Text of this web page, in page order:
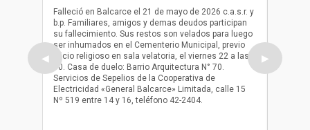
◀
Falleció en Balcarce el 21 de mayo de 2026 c.a.s.r. y
b.p. Familiares, amigos y demas deudos participan
su fallecimiento. Sus restos son velados para luego
ser inhumados en el Cementerio Municipal, previo
oficio religioso en sala velatoria, el viernes 22 a las
10. Casa de duelo: Barrio Arquitectura N° 70.
Servicios de Sepelios de la Cooperativa de
Electricidad «General Balcarce» Limitada, calle 15
Nº 519 entre 14 y 16, teléfono 42-2404.
ser
oficio
▶